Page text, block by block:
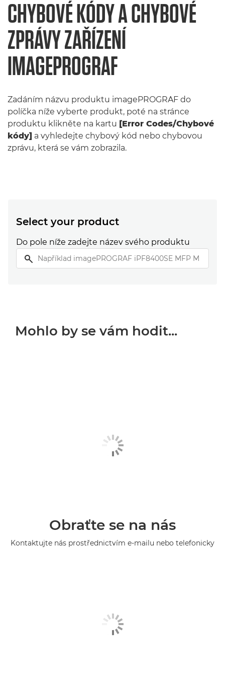
CHYBOVÉ KÓDY A CHYBOVÉ
ZPRÁVY ZAŘÍZENÍ
IMAGEPROGRAF
Zadáním názvu produktu imagePROGRAF do
políčka níže vyberte produkt, poté na stránce
produktu klikněte na kartu [Error Codes/Chybové
kódy] a vyhledejte chybový kód nebo chybovou
zprávu, která se vám zobrazila.
Select your product
Do pole níže zadejte název svého produktu
Mohlo by se vám hodit...
Obraťte se na nás
Kontaktujte nás prostřednictvím e-mailu nebo telefonicky